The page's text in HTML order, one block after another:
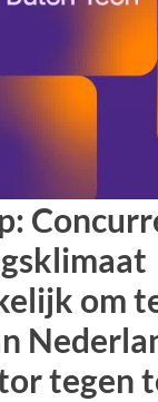
om
tegen